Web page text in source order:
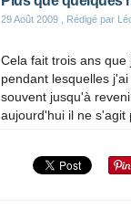
29 Août 2009 , Rédigé par
Cela fait trois ans que
pendant lesquelles
souvent jusqu'à
aujourd'hui il ne s'agit